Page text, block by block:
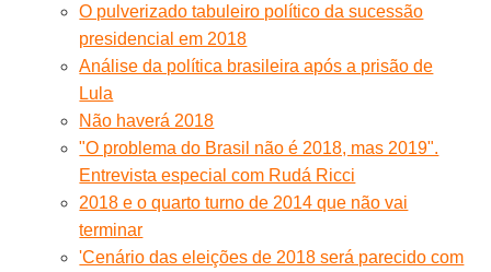
O pulverizado tabuleiro político da sucessão
presidencial em 2018
Análise da política brasileira após a prisão de
Lula
Não haverá 2018
"O problema do Brasil não é 2018, mas 2019".
Entrevista especial com Rudá Ricci
2018 e o quarto turno de 2014 que não vai
terminar
'Cenário das eleições de 2018 será parecido com